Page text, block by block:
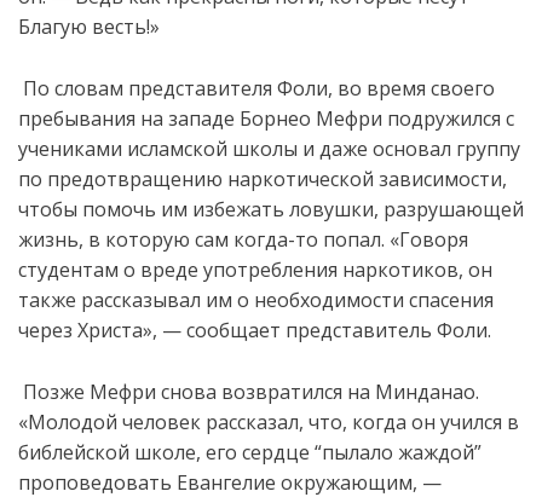
Благую весть!»
По словам представителя Фоли, во время своего
пребывания на западе Борнео Мефри подружился с
учениками исламской школы и даже основал группу
по предотвращению наркотической зависимости,
чтобы помочь им избежать ловушки, разрушающей
жизнь, в которую сам когда-то попал. «Говоря
студентам о вреде употребления наркотиков, он
также рассказывал им о необходимости спасения
через Христа», — сообщает представитель Фоли.
Позже Мефри снова возвратился на Минданао.
«Молодой человек рассказал, что, когда он учился в
библейской школе, его сердце “пылало жаждой”
проповедовать Евангелие окружающим, —